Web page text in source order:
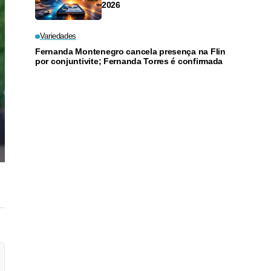
2026
Variedades
Fernanda Montenegro cancela presença na Flin
por conjuntivite; Fernanda Torres é confirmada